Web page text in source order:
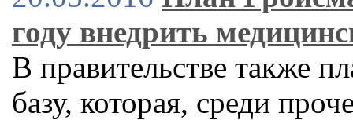
году внедрить
В правительстве также
базу, которая, среди